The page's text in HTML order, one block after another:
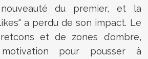
du premier, et la
a perdu de son impact. Le
et de zones d’ombre,
pour pousser à